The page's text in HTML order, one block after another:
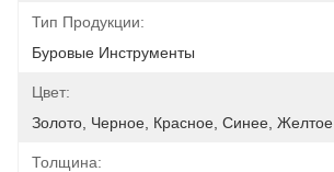
Тип Продукции:
Буровые Инструменты
Цвет:
Золото, Черное, Красное, Синее, Желтое
Толщина: